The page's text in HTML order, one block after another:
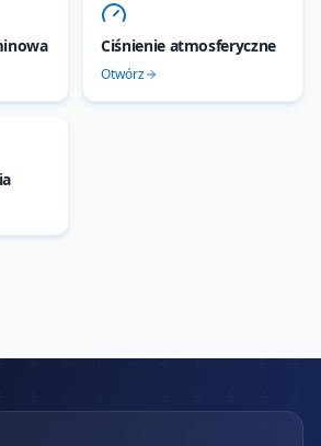
Ciśnienie atmosferyczne
Otwórz